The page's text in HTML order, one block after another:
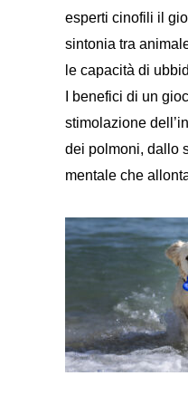
esperti cinofili il
sintonia tra
le capacità di
I benefici di un
stimolazione
dei polmoni, dallo
mentale che